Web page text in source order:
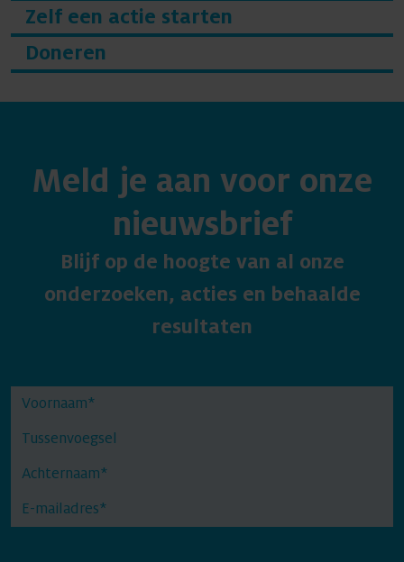
Zelf een actie starten
Doneren
Meld je aan voor onze
nieuwsbrief
Blijf op de hoogte van al onze
onderzoeken, acties en behaalde
resultaten